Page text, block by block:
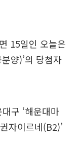
15일인 오늘은
양)’의 당첨자
구 ‘해운대마
자이르네(B2)’